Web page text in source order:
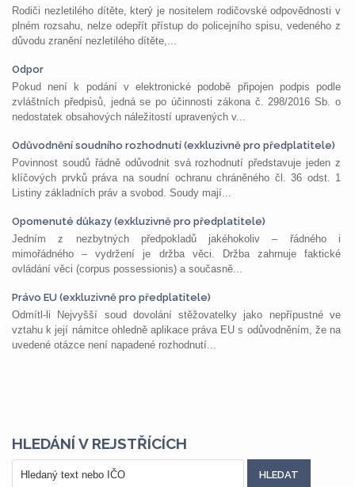
Rodiči nezletilého dítěte, který je nositelem rodičovské odpovědnosti v
plném rozsahu, nelze odepřít přístup do policejního spisu, vedeného z
důvodu zranění nezletilého dítěte,...
Odpor
Pokud není k podání v elektronické podobě připojen podpis podle
zvláštních předpisů, jedná se po účinnosti zákona č. 298/2016 Sb. o
nedostatek obsahových náležitostí upravených v...
Odůvodnění soudního rozhodnutí (exkluzivně pro předplatitele)
Povinnost soudů řádně odůvodnit svá rozhodnutí představuje jeden z
klíčových prvků práva na soudní ochranu chráněného čl. 36 odst. 1
Listiny základních práv a svobod. Soudy mají...
Opomenuté důkazy (exkluzivně pro předplatitele)
Jedním z nezbytných předpokladů jakéhokoliv – řádného i
mimořádného – vydržení je držba věci. Držba zahrnuje faktické
ovládání věci (corpus possessionis) a současně...
Právo EU (exkluzivně pro předplatitele)
Odmítl-li Nejvyšší soud dovolání stěžovatelky jako nepřípustné ve
vztahu k její námitce ohledně aplikace práva EU s odůvodněním, že na
uvedené otázce není napadené rozhodnutí...
HLEDÁNÍ V REJSTŘÍCÍCH